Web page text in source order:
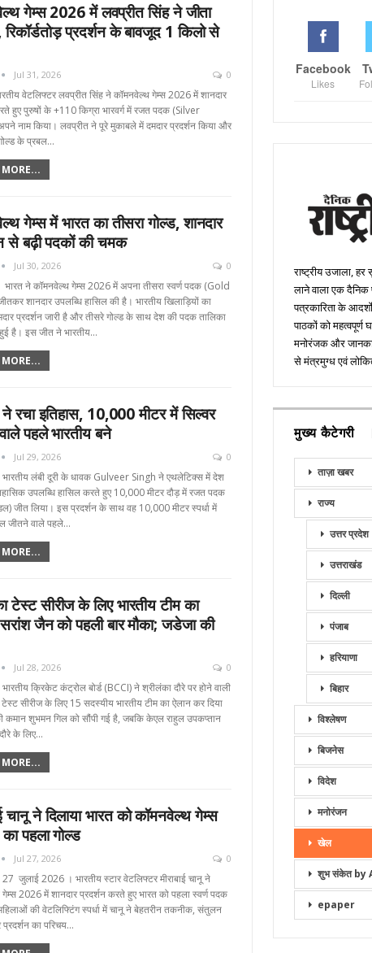
गेम्स 2026 में लवप्रीत सिंह ने जीता
रिकॉर्डतोड़ प्रदर्शन के बावजूद 1 किलो से
Jul 31, 2026 0
वेटलिफ्टर लवप्रीत सिंह ने कॉमनवेल्थ गेम्स 2026 में शानदार
हुए पुरुषों के +110 किग्रा भारवर्ग में रजत पदक (Silver
नाम किया। लवप्रीत ने पूरे मुकाबले में दमदार प्रदर्शन किया और
के प्रबल…
MORE...
गेम्स में भारत का तीसरा गोल्ड, शानदार
से बढ़ी पदकों की चमक
Jul 30, 2026 0
भारत ने कॉमनवेल्थ गेम्स 2026 में अपना तीसरा स्वर्ण पदक (Gold
शानदार उपलब्धि हासिल की है। भारतीय खिलाड़ियों का
प्रदर्शन जारी है और तीसरे गोल्ड के साथ देश की पदक तालिका
है। इस जीत ने भारतीय…
MORE...
रचा इतिहास, 10,000 मीटर में सिल्वर
पहले भारतीय बने
Jul 29, 2026 0
भारतीय लंबी दूरी के धावक Gulveer Singh ने एथलेटिक्स में देश
उपलब्धि हासिल करते हुए 10,000 मीटर दौड़ में रजत पदक
जीत लिया। इस प्रदर्शन के साथ वह 10,000 मीटर स्पर्धा में
जीतने वाले पहले…
MORE...
टेस्ट सीरीज के लिए भारतीय टीम का
जैन को पहली बार मौका; जडेजा की
Jul 28, 2026 0
भारतीय क्रिकेट कंट्रोल बोर्ड (BCCI) ने श्रीलंका दौरे पर होने वाली
टेस्ट सीरीज के लिए 15 सदस्यीय भारतीय टीम का ऐलान कर दिया
कमान शुभमन गिल को सौंपी गई है, जबकि केएल राहुल उपकप्तान
के लिए…
MORE...
चानू ने दिलाया भारत को कॉमनवेल्थ गेम्स
पहला गोल्ड
Jul 27, 2026 0
27 जुलाई 2026 । भारतीय स्टार वेटलिफ्टर मीराबाई चानू ने
2026 में शानदार प्रदर्शन करते हुए भारत को पहला स्वर्ण पदक
की वेटलिफ्टिंग स्पर्धा में चानू ने बेहतरीन तकनीक, संतुलन
का परिचय…
Facebook
Likes
राष्ट्रीय उजाला,
लाने वाला एक
पत्रकारिता के
पाठकों को
मनोरंजक और
से मंत्रमुग्ध एवं
मुख्य कैटेगरी
ताज़ा खबर
राज्य
उत्तर प्रदेश
उत्तराखंड
दिल्ली
पंजाब
हरियाणा
बिहार
विश्लेषण
बिजनेस
विदेश
मनोरंजन
खेल
शुभ संकेत by
epaper